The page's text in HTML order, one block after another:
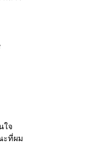
ใจ
ะที่ผม